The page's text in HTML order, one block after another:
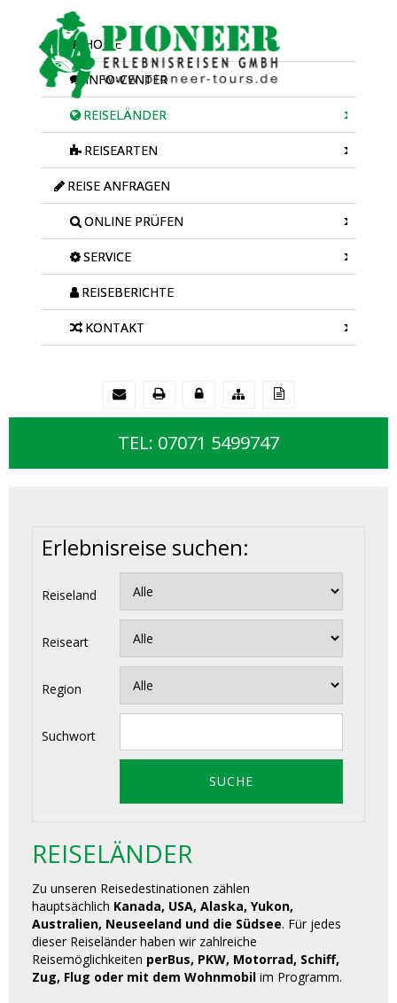
HOME
INFO-CENTER
REISELÄNDER
REISEARTEN
REISE ANFRAGEN
ONLINE PRÜFEN
SERVICE
REISEBERICHTE
KONTAKT
TEL: 07071 5499747
Erlebnisreise suchen:
Reiseland
Reiseart
Region
Suchwort
REISELÄNDER
Zu unseren Reisedestinationen zählen
hauptsächlich Kanada, USA, Alaska, Yukon,
Australien, Neuseeland und die Südsee. Für jedes
dieser Reiseländer haben wir zahlreiche
Reisemöglichkeiten perBus, PKW, Motorrad, Schiff,
Zug, Flug oder mit dem Wohnmobil im Programm.